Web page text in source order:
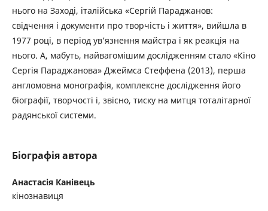
нього на Заході, італійська «Сергій Параджанов:
свідчення і документи про творчість і життя», вийшла в
1977 році, в період ув’язнення майстра і як реакція на
нього. А, мабуть, найвагомішим дослідженням стало «Кіно
Сергія Параджанова» Джеймса Стеффена (2013), перша
англомовна монографія, комплексне дослідження його
біографії, творчості і, звісно, тиску на митця тоталітарної
радянської системи.
Біографія автора
Анастасія Канівець
кінознавиця